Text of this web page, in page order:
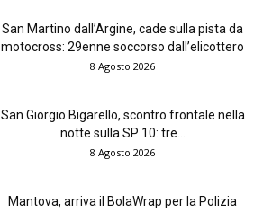
San Martino dall’Argine, cade sulla pista da
motocross: 29enne soccorso dall’elicottero
8 Agosto 2026
San Giorgio Bigarello, scontro frontale nella
notte sulla SP 10: tre...
8 Agosto 2026
Mantova, arriva il BolaWrap per la Polizia